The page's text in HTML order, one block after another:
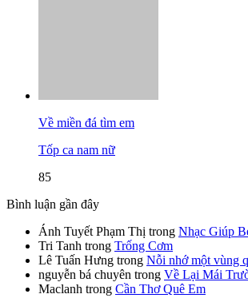
Về miền đá tìm em
Tốp ca nam nữ
85
Bình luận gần đây
Ánh Tuyết Phạm Thị trong Nhạc Giúp
Tri Tanh trong Trống Cơm
Lê Tuấn Hưng trong Nỗi nhớ một vùng
nguyễn bá chuyên trong Về Lại Mái
Maclanh trong Cần Thơ Quê Em